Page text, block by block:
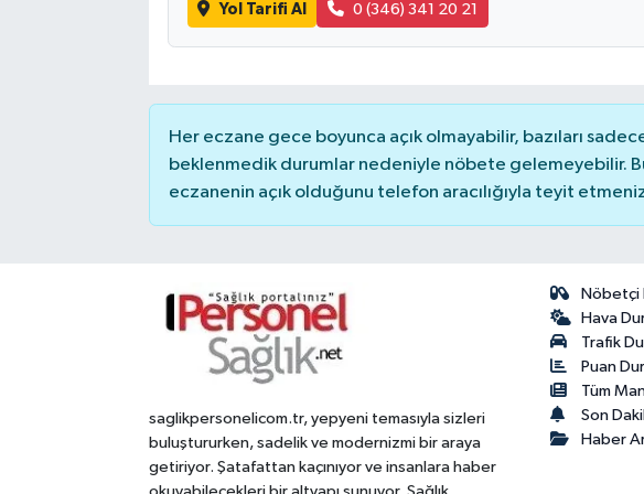
Yol Tarifi Al 0 (346) 341 20 21
Her eczane gece boyunca açık olmayabilir, bazıları
beklenmedik durumlar nedeniyle nöbete gelemeyebilir.
eczanenin açık olduğunu telefon aracılığıyla teyit
saglikpersonelicom.tr, yepyeni temasıyla sizleri
buluştururken, sadelik ve modernizmi bir araya
getiriyor. Şatafattan kaçınıyor ve insanlara haber
Nöbetçi
Hava
Trafik
Puan
Tüm
Son
Haber